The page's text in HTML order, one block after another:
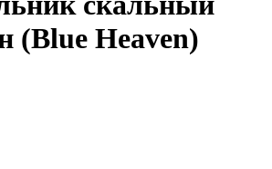
(Blue Heaven)